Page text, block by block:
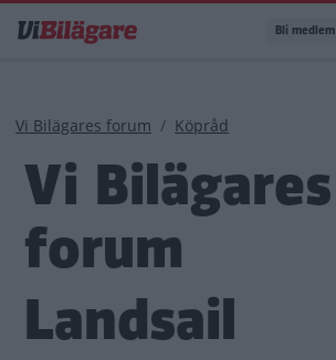
till
Bli medlem
Länkstig
Vi Bilägares forum Köpråd
Vi Bilägares
forum
Landsail